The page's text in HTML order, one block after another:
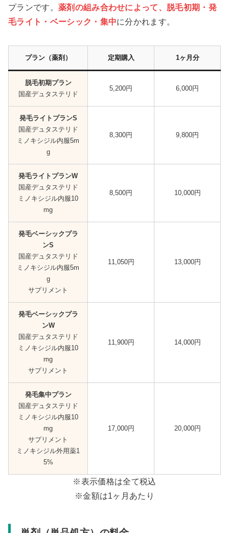
プランです。 薬剤の組み合わせによって、脱毛初期・発
毛ライト・ベーシック・集中に分かれます。
プラン（薬剤） 定期購入 1ヶ月分
脱毛初期プラン
国産デュタステリド
5,200円 6,000円
発毛ライトプランS
国産デュタステリド
ミノキシジル内服5m
g
8,300円 9,800円
発毛ライトプランW
国産デュタステリド
ミノキシジル内服10
mg
8,500円 10,000円
発毛ベーシックプラ
ンS
国産デュタステリド
ミノキシジル内服5m
g
サプリメント
11,050円 13,000円
発毛ベーシックプラ
ンW
国産デュタステリド
ミノキシジル内服10
mg
サプリメント
11,900円 14,000円
発毛集中プラン
国産デュタステリド
ミノキシジル内服10
mg
サプリメント
ミノキシジル外用薬1
5%
17,000円 20,000円
※表示価格は全て税込
※金額は1ヶ月あたり